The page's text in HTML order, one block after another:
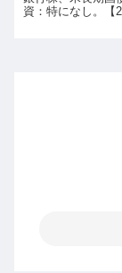
資：特になし。【